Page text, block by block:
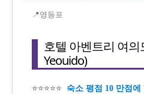
📍영등포
호텔 아벤트리 여
Yeouido)
⭐⭐⭐⭐⭐
숙소 평점 10 만점에